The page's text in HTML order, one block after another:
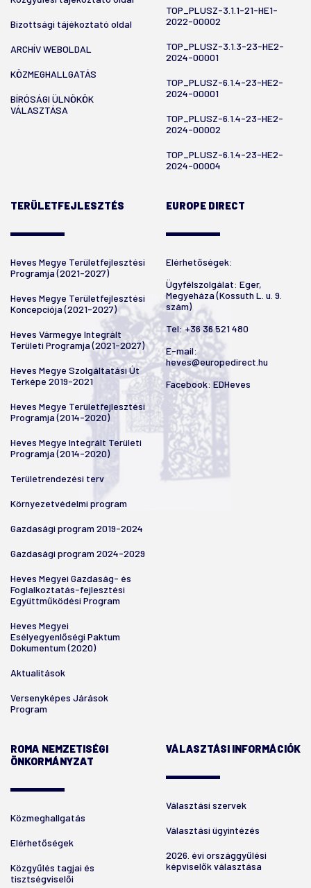
Bizottsági tájékoztató oldal
ARCHÍV WEBOLDAL
KÖZMEGHALLGATÁS
BÍRÓSÁGI ÜLNÖKÖK
VÁLASZTÁSA
TOP_PLUSZ-3.1.1-21-HE1-
2022-00002
TOP_PLUSZ-3.1.3-23-HE2-
2024-00001
TOP_PLUSZ-6.1.4-23-HE2-
2024-00001
TOP_PLUSZ-6.1.4-23-HE2-
2024-00002
TOP_PLUSZ-6.1.4-23-HE2-
2024-00004
TERÜLETFEJLESZTÉS
Heves Megye Területfejlesztési
Programja (2021-2027)
Heves Megye Területfejlesztési
Koncepciója (2021-2027)
Heves Vármegye Integrált
Területi Programja (2021-2027)
Heves Megye Szolgáltatási Út
Térképe 2019-2021
Heves Megye Területfejlesztési
Programja (2014-2020)
Heves Megye Integrált Területi
Programja (2014-2020)
Területrendezési terv
Környezetvédelmi program
Gazdasági program 2019-2024
Gazdasági program 2024-2029
Heves Megyei Gazdaság- és
Foglalkoztatás-fejlesztési
Együttműködési Program
Heves Megyei
Esélyegyenlőségi Paktum
Dokumentum (2020)
Aktualitások
Versenyképes Járások
Program
EUROPE DIRECT
Elérhetőségek:
Ügyfélszolgálat: Eger,
Megyeháza (Kossuth L. u. 9.
szám)
Tel:+36 36 521 480
E-mail:
heves@europedirect.hu
Facebook: EDHeves
ROMA NEMZETISÉGI
ÖNKORMÁNYZAT
Közmeghallgatás
Elérhetőségek
Közgyűlés tagjai és
tisztségviselői
VÁLASZTÁSI INFORMÁCIÓK
Választási szervek
Választási ügyintézés
2026. évi országgyűlési
képviselők választása